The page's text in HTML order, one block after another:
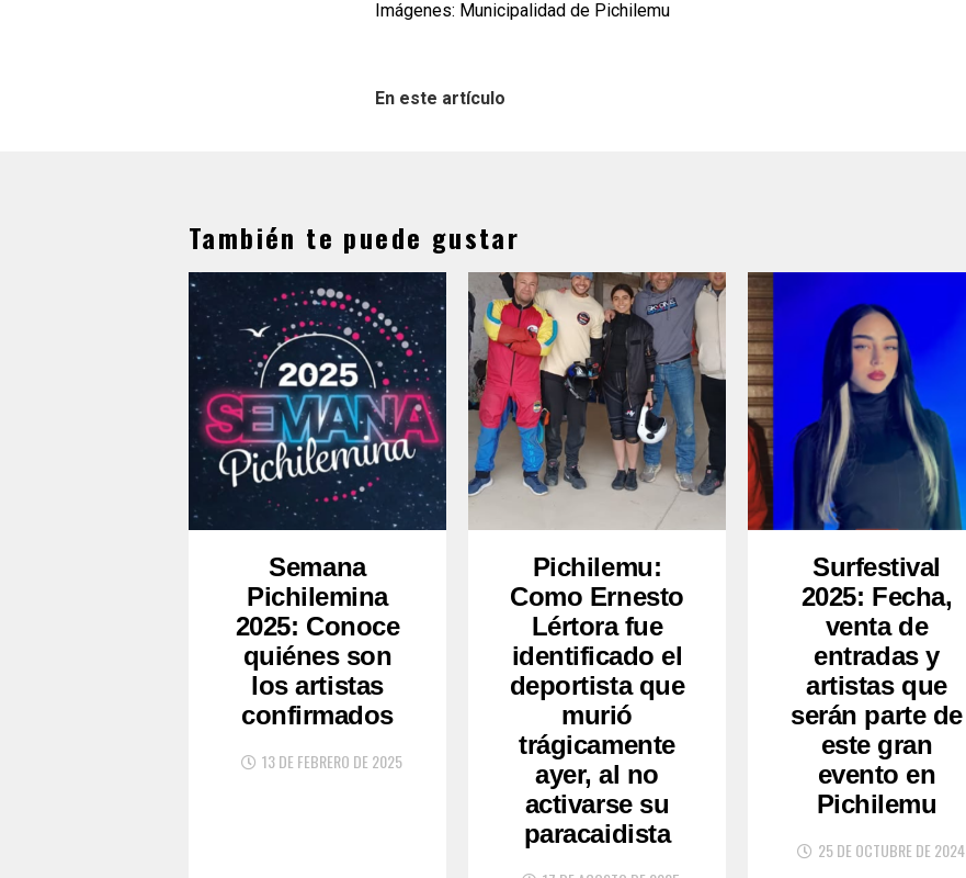
Imágenes: Municipalidad de Pichilemu
En este artículo
También te puede gustar
Semana
Pichilemina
2025: Conoce
quiénes son
los artistas
confirmados
13 DE FEBRERO DE 2025
Pichilemu:
Como Ernesto
Lértora fue
identificado el
deportista que
murió
trágicamente
ayer, al no
activarse su
paracaidista
Surfestival
2025: Fecha,
venta de
entradas y
artistas que
serán parte de
este gran
evento en
Pichilemu
25 DE OCTUBRE DE 2024